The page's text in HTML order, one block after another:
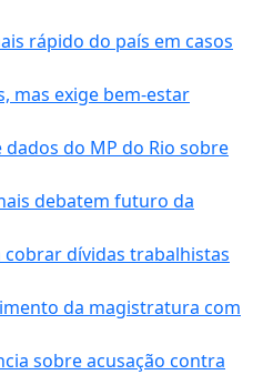
rápido do país em casos
mas exige bem-estar
do MP do Rio sobre
debatem futuro da
cobrar dívidas trabalhistas
da magistratura com
sobre acusação contra